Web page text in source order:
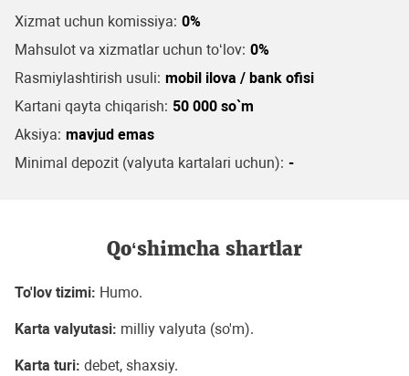
Xizmat uchun komissiya: 0%
Mahsulot va xizmatlar uchun to‘lov: 0%
Rasmiylashtirish usuli: mobil ilova / bank ofisi
Kartani qayta chiqarish: 50 000 so`m
Aksiya: mavjud emas
Minimal depozit (valyuta kartalari uchun): -
Qo‘shimcha shartlar
To'lov tizimi: Humo.
Karta valyutasi: milliy valyuta (so'm).
Karta turi: debet, shaxsiy.